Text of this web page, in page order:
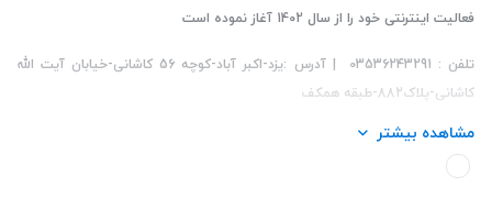
فعالیت اینترنتی خود را از سال 1402 آغاز نموده است
تلفن : 03536243291 | آدرس :یزد-اکبر آباد-کوچه 56 کاشانی-خیابان آیت الله
کاشانی-پلاک882-طبقه همکف
مشاهده بیشتر